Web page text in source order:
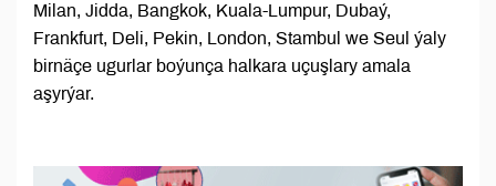
Milan, Jidda, Bangkok, Kuala-Lumpur, Dubaý,
Frankfurt, Deli, Pekin, London, Stambul we Seul ýaly
birnäçe ugurlar boýunça halkara uçuşlary amala
aşyrýar.